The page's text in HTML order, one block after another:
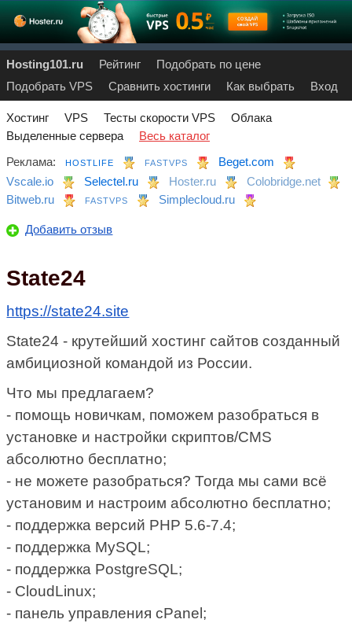
Hosting101.ru Рейтинг
Подобрать по цене
Подобрать VPS
Сравнить хостинги Как выбрать Вход
Хостинг VPS Тесты скорости VPS
Облака
Выделенные сервера
Весь каталог
Реклама:
HOSTLIFE FASTVPS
Beget.com
Vscale.io
Selectel.ru Hoster.ru
Colobridge.net
Bitweb.ru
FASTVPS Simplecloud.ru
Добавить отзыв
State24
https://state24.site
State24 - крутейший хостинг сайтов созданный
амбициозной командой из России.
Что мы предлагаем?
- помощь новичкам, поможем разобраться в
установке и настройки скриптов/CMS
абсолютно бесплатно;
- не можете разобраться? Тогда мы сами всё
установим и настроим абсолютно бесплатно;
- поддержка версий PHP 5.6-7.4;
- поддержка MySQL;
- поддержка PostgreSQL;
- CloudLinux;
- панель управления cPanel;